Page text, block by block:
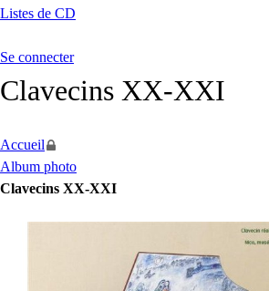
Listes de CD
Se connecter
Clavecins XX-XXI
Accueil
Album photo
Clavecins XX-XXI